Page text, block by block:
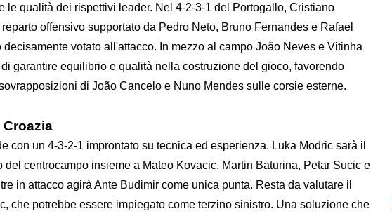
le qualità dei rispettivi leader. Nel 4-2-3-1 del Portogallo, Cristiano
offensivo supportato da Pedro Neto, Bruno Fernandes e Rafael
decisamente votato all'attacco. In mezzo al campo João Neves e Vitinha
garantire equilibrio e qualità nella costruzione del gioco, favorendo
di João Cancelo e Nuno Mendes sulle corsie esterne.
con un 4-3-2-1 improntato su tecnica ed esperienza. Luka Modric sarà il
del centrocampo insieme a Mateo Kovacic, Martin Baturina, Petar Sucic e
in attacco agirà Ante Budimir come unica punta. Resta da valutare il
che potrebbe essere impiegato come terzino sinistro. Una soluzione che